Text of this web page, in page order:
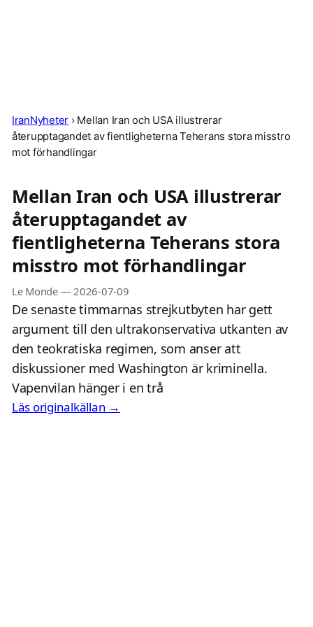
IranNyheter › Mellan Iran och USA illustrerar
återupptagandet av fientligheterna Teherans stora misstro
mot förhandlingar
Mellan Iran och USA illustrerar
återupptagandet av
fientligheterna Teherans stora
misstro mot förhandlingar
Le Monde— 2026-07-09
De senaste timmarnas strejkutbyten har gett
argument till den ultrakonservativa utkanten av
den teokratiska regimen, som anser att
diskussioner med Washington är kriminella.
Vapenvilan hänger i en trå
Läs originalkällan →